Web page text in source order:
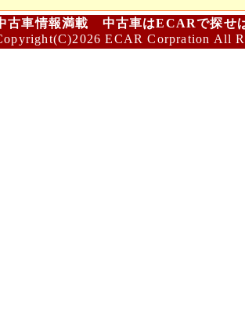
古車情報満載 中古車はECARで探せ
ECAR Corpration All